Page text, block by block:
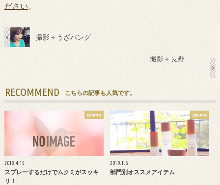
ださい
撮影＋うざバング
撮影＋長野
RECOMMEND こちらの記事も人気です。
cosme
2018.4.15
スプレーするだけでムクミがスッキ
リ！
cosme
2019.1.6
部門別オススメアイテム